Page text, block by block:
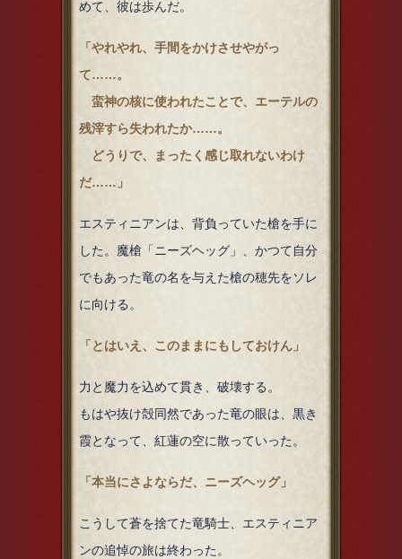
めて、彼は歩んだ。
「やれやれ、手間をかけさせやがっ
て……。
蛮神の核に使われたことで、エーテルの
残滓すら失われたか……。
どうりで、まったく感じ取れないわけ
だ……」
エスティニアンは、背負っていた槍を手に
した。魔槍「ニーズヘッグ」、かつて自分
でもあった竜の名を与えた槍の穂先をソレ
に向ける。
「とはいえ、このままにもしておけん」
力と魔力を込めて貫き、破壊する。
もはや抜け殻同然であった竜の眼は、黒き
霞となって、紅蓮の空に散っていった。
「本当にさよならだ、ニーズヘッグ」
こうして蒼を捨てた竜騎士、エスティニア
ンの追悼の旅は終わった。